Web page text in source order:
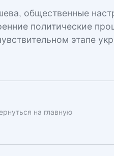
общественные
политические
этапе
на главную